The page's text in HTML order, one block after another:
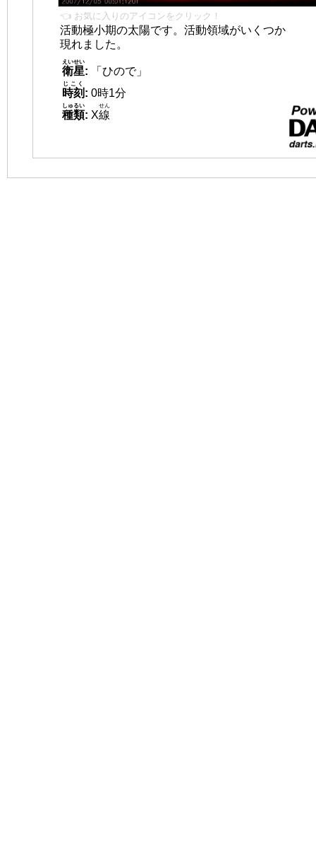
👈 お気に入りのアイコンをクリック！
活動極小期の太陽です。活動領域がいくつか
現れました。
衛星
えいせい
:
「ひので」
時刻
じこく
: 0時1分
種類
しゅるい
: X線
せん